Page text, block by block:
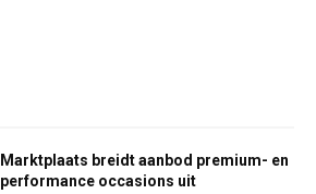
Marktplaats breidt aanbod premium- en
performance occasions uit